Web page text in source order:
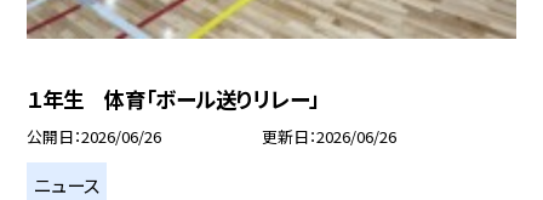
１年生 体育「ボール送りリレー」
公開日 2026/06/26 更新日 2026/06/26
ニュース